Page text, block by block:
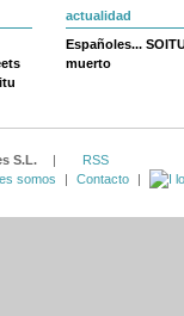
actualidad
Españoles...
muerto
S.L. |
RSS
somos | Contacto |